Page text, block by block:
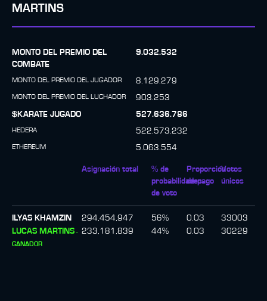
MARTINS
MONTO DEL PREMIO DEL
COMBATE
9.032.532
MONTO DEL PREMIO DEL JUGADOR 8.129.279
MONTO DEL PREMIO DEL LUCHADOR
903.253
$KARATE JUGADO
527.636.786
HEDERA 522.573.232
ETHEREUM 5.063.554
Asignación total
% de
probabilidades
de voto
Proporción
de pago
Votos
únicos
ILYAS KHAMZIN 294,454,947 56% 0.03
33003
LUCAS MARTINS -
GANADOR
233,181,839 44% 0.03 30229